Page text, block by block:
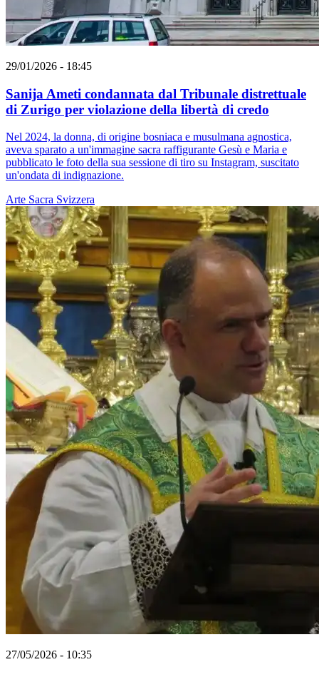
29/01/2026 - 18:45
Sanija Ameti condannata dal Tribunale distrettuale
di Zurigo per violazione della libertà di credo
Nel 2024, la donna, di origine bosniaca e musulmana agnostica,
aveva sparato a un'immagine sacra raffigurante Gesù e Maria e
pubblicato le foto della sua sessione di tiro su Instagram, suscitato
un'ondata di indignazione.
Arte Sacra Svizzera
27/05/2026 - 10:35